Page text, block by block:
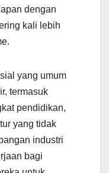
dengan
kali lebih
yang umum
termasuk
pendidikan,
yang tidak
industri
bagi